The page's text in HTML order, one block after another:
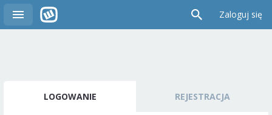
Zaloguj się
LOGOWANIE REJESTRACJA